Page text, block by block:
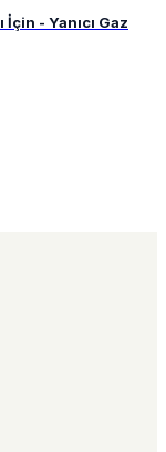
- Yanıcı Gaz